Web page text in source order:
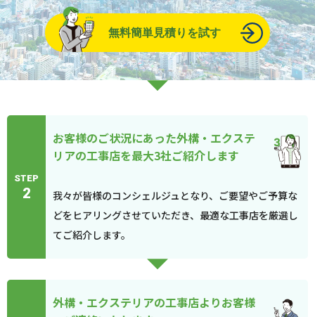
無料簡単見積りを試す
STEP
2
お客様のご状況にあった外構・エクステ
リアの工事店を最大3社ご紹介します
我々が皆様のコンシェルジュとなり、ご要望やご予算な
どをヒアリングさせていただき、最適な工事店を厳選し
てご紹介します。
外構・エクステリアの工事店よりお客様